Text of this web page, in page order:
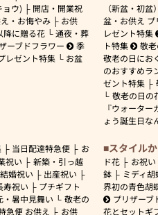
ョウ)
開店・開業祝
・お悔やみ
お供
降に贈る花
通夜・葬
ーブドフラワー
季
レゼント特集
お盆
（新盆・初盆）
盆・お供え プ
レゼント特集
ト特集
敬
敬老の日にお
のおすすめラ
ゼント特集
敬老の日の
『ウォータ
ょう誕生日な
当日配達特急便
お
祝い
新築・引っ越
結婚祝い
出産祝い
寿祝い
プチギフト
・暑中見舞い
敬老の
急便 お供え
お供
スタイル
ド花
お祝い
鉢
ミディ
界初の青色胡
プリザーブ
花とセットギ